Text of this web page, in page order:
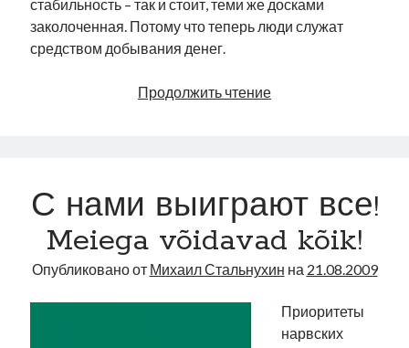
стабильность – так и стоит, теми же досками
заколоченная. Потому что теперь люди служат
средством добывания денег.
Продолжить чтениеАнтилогика
С нами выиграют все!
Meiega võidavad kõik!
Опубликовано от Михаил Стальнухин на 21.08.2009
Приоритеты
нарвских